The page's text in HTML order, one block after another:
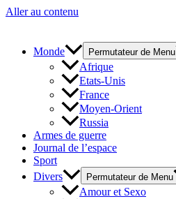
Aller au contenu
Monde Permutateur de Menu
Afrique
Etats-Unis
France
Moyen-Orient
Russia
Armes de guerre
Journal de l’espace
Sport
Divers
Permutateur de Menu
Amour et Sexo